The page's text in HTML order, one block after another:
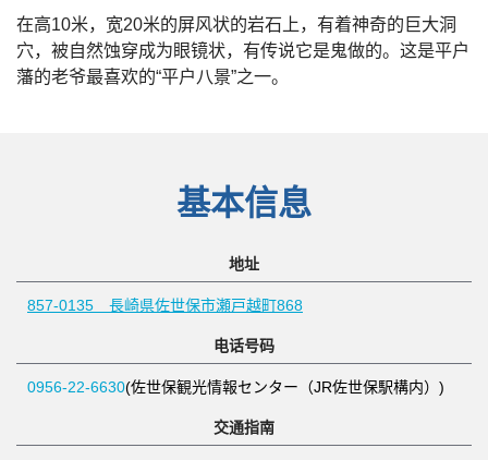
在高10米，宽20米的屏风状的岩石上，有着神奇的巨大洞
穴，被自然蚀穿成为眼镜状，有传说它是鬼做的。这是平户
藩的老爷最喜欢的“平户八景”之一。
基本信息
地址
857-0135 長崎県佐世保市瀬戸越町868
电话号码
0956-22-6630(佐世保観光情報センター（JR佐世保駅構内）)
交通指南